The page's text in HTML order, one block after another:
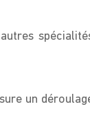
un